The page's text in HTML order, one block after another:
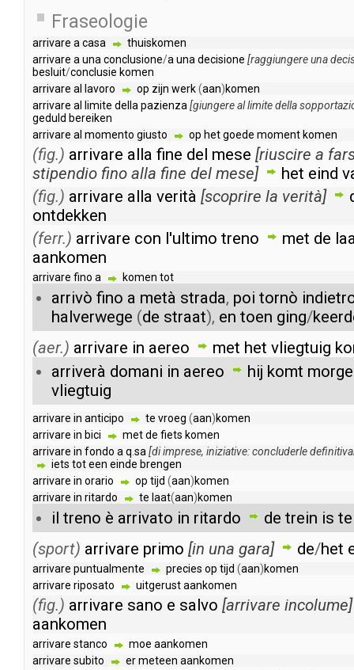
Fraseologie
arrivare a casa
thuiskomen
arrivare a una conclusione/a una decisione [raggiungereuna
besluit/conclusie komen
arrivare al lavoro op zijn werk(aan)komen
arrivare al limite della pazienza [giungereallimitedella
geduld bereiken
arrivare al momento giusto op hetgoede moment komen
(fig.) arrivare alla fine del mese [riuscire a
stipendio fino alla fine del mese] het eind
(fig.) arrivare alla verità [scoprire la verità]
ontdekken
(ferr.) arrivare con l'ultimo treno met de
aankomen
arrivare fino a komen tot
arrivò fino a metà strada, poi tornò
halverwege (de straat), en toen ging/
(aer.) arrivare in aereo met het vliegtuig
arriverà domani in aereo hij komt
vliegtuig
arrivare in anticipo te vroeg (aan)komen
arrivare in bici metde fiets komen
arrivare in fondo a q sa [diimprese, iniziative:concluderle
iets toteen einde brengen
arrivare in orario op tijd (aan)komen
arrivare in ritardo te laat(aan)komen
il treno è arrivato in ritardo de trein is te
(sport) arrivare primo [in una gara] de/het
arrivare puntualmente precies op tijd (aan)komen
arrivare riposato uitgerustaankomen
(fig.) arrivare sano e salvo [arrivare incolume]
aankomen
arrivare stanco moe aankomen
arrivare subito ermeteen aankomen